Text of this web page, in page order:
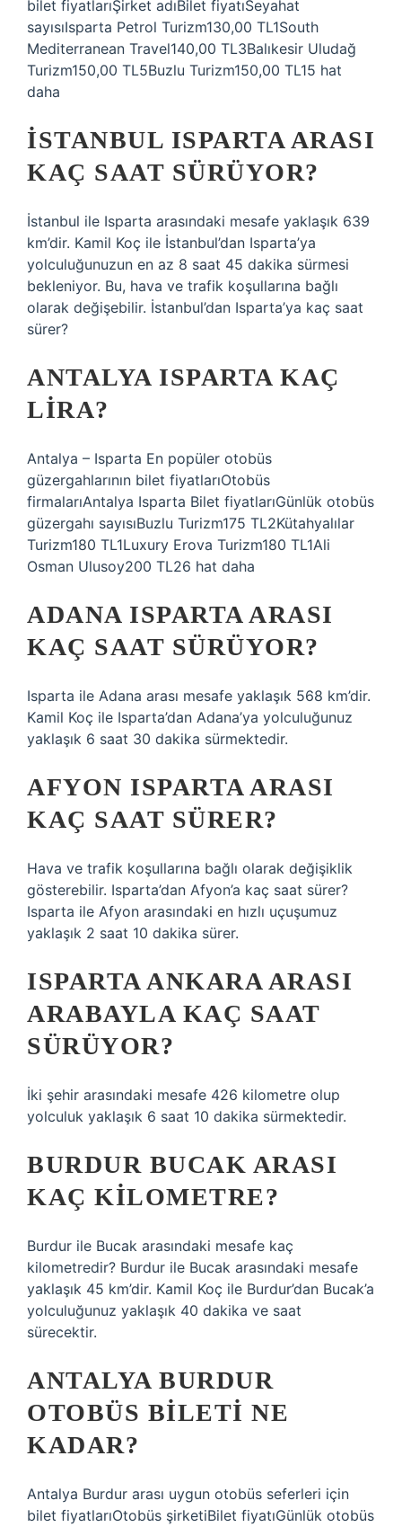
bilet fiyatlarıŞirket adıBilet fiyatıSeyahat
sayısıIsparta Petrol Turizm130,00 TL1South
Mediterranean Travel140,00 TL3Balıkesir Uludağ
Turizm150,00 TL5Buzlu Turizm150,00 TL15 hat
daha
İSTANBUL ISPARTA ARASI
KAÇ SAAT SÜRÜYOR?
İstanbul ile Isparta arasındaki mesafe yaklaşık 639
km’dir. Kamil Koç ile İstanbul’dan Isparta’ya
yolculuğunuzun en az 8 saat 45 dakika sürmesi
bekleniyor. Bu, hava ve trafik koşullarına bağlı
olarak değişebilir. İstanbul’dan Isparta’ya kaç saat
sürer?
ANTALYA ISPARTA KAÇ
LIRA?
Antalya – Isparta En popüler otobüs
güzergahlarının bilet fiyatlarıOtobüs
firmalarıAntalya Isparta Bilet fiyatlarıGünlük otobüs
güzergahı sayısıBuzlu Turizm175 TL2Kütahyalılar
Turizm180 TL1Luxury Erova Turizm180 TL1Ali
Osman Ulusoy200 TL26 hat daha
ADANA ISPARTA ARASI
KAÇ SAAT SÜRÜYOR?
Isparta ile Adana arası mesafe yaklaşık 568 km’dir.
Kamil Koç ile Isparta’dan Adana’ya yolculuğunuz
yaklaşık 6 saat 30 dakika sürmektedir.
AFYON ISPARTA ARASI
KAÇ SAAT SÜRER?
Hava ve trafik koşullarına bağlı olarak değişiklik
gösterebilir. Isparta’dan Afyon’a kaç saat sürer?
Isparta ile Afyon arasındaki en hızlı uçuşumuz
yaklaşık 2 saat 10 dakika sürer.
ISPARTA ANKARA ARASI
ARABAYLA KAÇ SAAT
SÜRÜYOR?
İki şehir arasındaki mesafe 426 kilometre olup
yolculuk yaklaşık 6 saat 10 dakika sürmektedir.
BURDUR BUCAK ARASI
KAÇ KILOMETRE?
Burdur ile Bucak arasındaki mesafe kaç
kilometredir? Burdur ile Bucak arasındaki mesafe
yaklaşık 45 km’dir. Kamil Koç ile Burdur’dan Bucak’a
yolculuğunuz yaklaşık 40 dakika ve saat
sürecektir.
ANTALYA BURDUR
OTOBÜS BILETI NE
KADAR?
Antalya Burdur arası uygun otobüs seferleri için
bilet fiyatlarıOtobüs şirketiBilet fiyatıGünlük otobüs